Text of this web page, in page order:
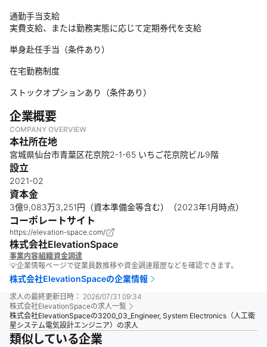
通勤手当支給
実費支給、または勤務実態に応じて定期券代を支給
単身赴任手当（条件あり）
在宅勤務制度
ストックオプションあり（条件あり）
企業概要
COMPANY OVERVIEW
本社所在地
宮城県仙台市青葉区花京院2-1-65 いちご花京院ビル9階
設立
2021-02
資本金
3億9,083万3,251円（資本準備金等含む）（2023年1月時点）
コーポレートサイト
https://elevation-space.com/
株式会社ElevationSpace
事業内容組織資金調達
💡企業情報ページで従業員数推移や資金調達履歴などを確認できます。
株式会社ElevationSpaceの企業情報
求人の最終更新日時： 2026/07/31 09:34
株式会社ElevationSpaceの求人一覧
株式会社ElevationSpaceの3200_03_Engineer, System Electronics（人工衛
星システム電気設計エンジニア）の求人
類似している企業